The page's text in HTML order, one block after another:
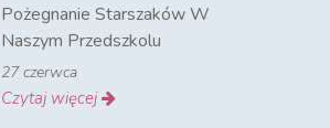
Pożegnanie Starszaków W
Naszym Przedszkolu
27 czerwca
Czytaj więcej